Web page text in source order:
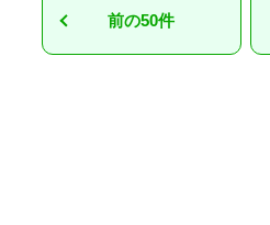
前の50件